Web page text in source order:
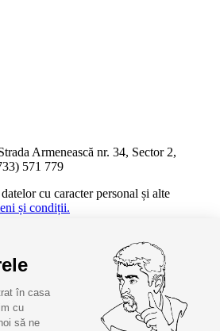
Armenească nr. 34, Sector 2,
571 779
cu caracter personal și alte
și condiții.
în casa
cu
să ne